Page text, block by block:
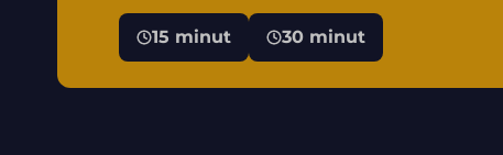
15 minut 30 minut